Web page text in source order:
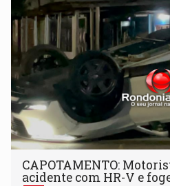
CAPOTAMENTO:
acidente com HR-V e